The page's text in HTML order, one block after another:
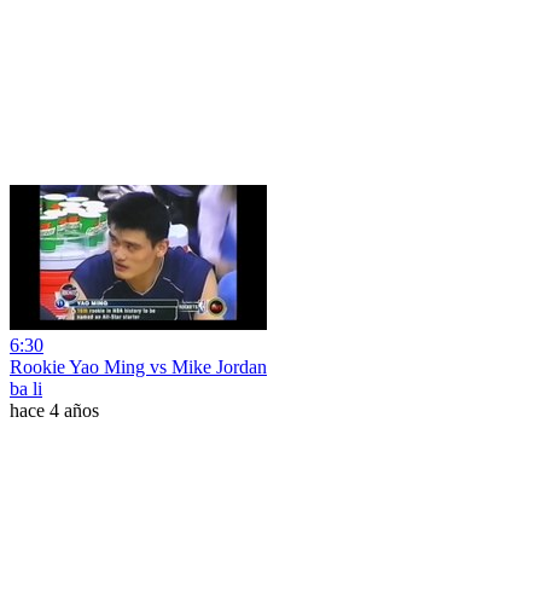
6:30
Rookie Yao Ming vs Mike Jordan
ba li
hace 4 años